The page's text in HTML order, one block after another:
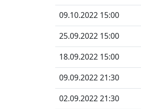
09.10.2022 15:00
25.09.2022 15:00
18.09.2022 15:00
09.09.2022 21:30
02.09.2022 21:30